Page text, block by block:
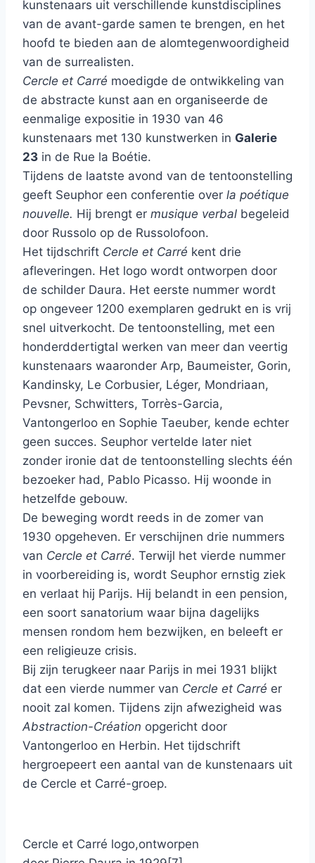
kunstenaars uit verschillende kunstdisciplines
van de avant-garde samen te brengen, en het
hoofd te bieden aan de alomtegenwoordigheid
van de surrealisten.
Cercle et Carré moedigde de ontwikkeling van
de abstracte kunst aan en organiseerde de
eenmalige expositie in 1930 van 46
kunstenaars met 130 kunstwerken in Galerie
23 in de Rue la Boétie.
Tijdens de laatste avond van de tentoonstelling
geeft Seuphor een conferentie over la poétique
nouvelle. Hij brengt er musique verbal begeleid
door Russolo op de Russolofoon.
Het tijdschrift Cercle et Carré kent drie
afleveringen. Het logo wordt ontworpen door
de schilder Daura. Het eerste nummer wordt
op ongeveer 1200 exemplaren gedrukt en is vrij
snel uitverkocht. De tentoonstelling, met een
honderddertigtal werken van meer dan veertig
kunstenaars waaronder Arp, Baumeister, Gorin,
Kandinsky, Le Corbusier, Léger, Mondriaan,
Pevsner, Schwitters, Torrès-Garcia,
Vantongerloo en Sophie Taeuber, kende echter
geen succes. Seuphor vertelde later niet
zonder ironie dat de tentoonstelling slechts één
bezoeker had, Pablo Picasso. Hij woonde in
hetzelfde gebouw.
De beweging wordt reeds in de zomer van
1930 opgeheven. Er verschijnen drie nummers
van Cercle et Carré. Terwijl het vierde nummer
in voorbereiding is, wordt Seuphor ernstig ziek
en verlaat hij Parijs. Hij belandt in een pension,
een soort sanatorium waar bijna dagelijks
mensen rondom hem bezwijken, en beleeft er
een religieuze crisis.
Bij zijn terugkeer naar Parijs in mei 1931 blijkt
dat een vierde nummer van Cercle et Carré er
nooit zal komen. Tijdens zijn afwezigheid was
Abstraction-Création opgericht door
Vantongerloo en Herbin. Het tijdschrift
hergroepeert een aantal van de kunstenaars uit
de Cercle et Carré-groep.
Cercle et Carré logo,ontworpen